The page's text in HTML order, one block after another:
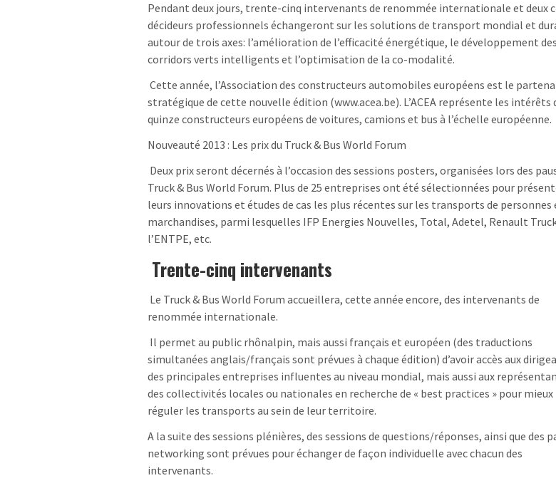
Pendant deux jours, trente-cinq intervenants de renommée internationale et deux
décideurs professionnels échangeront sur les solutions de transport mondial et
autour de trois axes: l’amélioration de l’efficacité énergétique, le développement des
corridors verts intelligents et l’optimisation de la co-modalité.
Cette année, l’Association des constructeurs automobiles européens est le
stratégique de cette nouvelle édition (www.acea.be). L’ACEA représente les intérêts
quinze constructeurs européens de voitures, camions et bus à l’échelle européenne.
Nouveauté 2013 : Les prix du Truck & Bus World Forum
Deux prix seront décernés à l’occasion des sessions posters, organisées lors des
Truck & Bus World Forum. Plus de 25 entreprises ont été sélectionnées pour
leurs innovations et études de cas les plus récentes sur les transports de personnes
marchandises, parmi lesquelles IFP Energies Nouvelles, Total, Adetel, Renault
l’ENTPE, etc.
Trente-cinq intervenants
Le Truck & Bus World Forum accueillera, cette année encore, des intervenants de
renommée internationale.
Il permet au public rhônalpin, mais aussi français et européen (des traductions
simultanées anglais/français sont prévues à chaque édition) d’avoir accès aux
des principales entreprises influentes au niveau mondial, mais aussi aux
des collectivités locales ou nationales en recherche de « best practices » pour mieux
réguler les transports au sein de leur territoire.
A la suite des sessions plénières, des sessions de questions/réponses, ainsi que des
networking sont prévues pour échanger de façon individuelle avec chacun des
intervenants.